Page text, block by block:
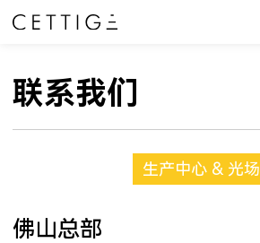
联系我们
生产中心 & 光场
佛山总部